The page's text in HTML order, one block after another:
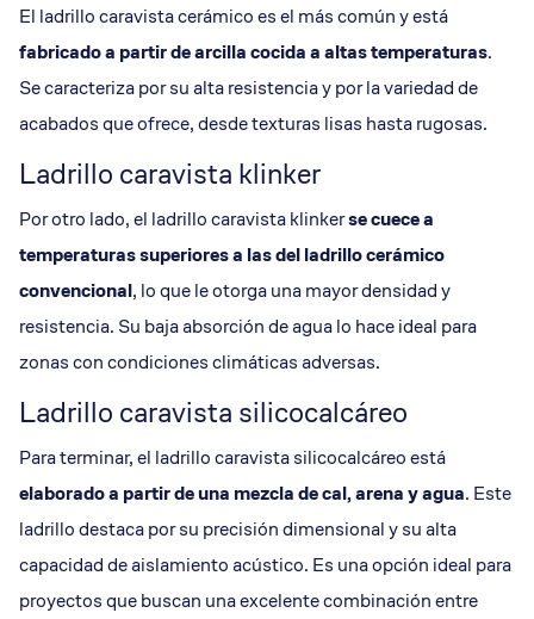
El ladrillo caravista cerámico es el más común y está
fabricado a partir de arcilla cocida a altas temperaturas.
Se caracteriza por su alta resistencia y por la variedad de
acabados que ofrece, desde texturas lisas hasta rugosas.
Ladrillo caravista klinker
Por otro lado, el ladrillo caravista klinkerse cuece a
temperaturas superiores a las del ladrillo cerámico
convencional, lo que le otorga una mayor densidad y
resistencia. Su baja absorción de agua lo hace ideal para
zonas con condiciones climáticas adversas.
Ladrillo caravista silicocalcáreo
Para terminar, el ladrillo caravista silicocalcáreo está
elaborado a partir de una mezcla de cal, arena y agua. Este
ladrillo destaca por su precisión dimensional y su alta
capacidad de aislamiento acústico. Es una opción ideal para
proyectos que buscan una excelente combinación entre